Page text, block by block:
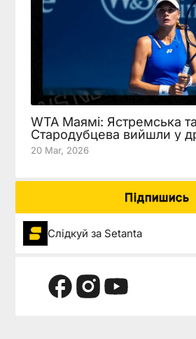
WTA Маямі: Ястремська та
Стародубцева вийшли у
20 Mar, 2026
Підпишись
Слідкуй за Setanta